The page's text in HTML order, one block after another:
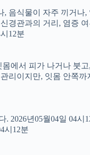
음식물이 자주 끼거
경관과의 거리, 염증
12분
에서 피가 나거나 붓
리이지만, 잇몸 안쪽
. 2026년05월04일 04
시12분